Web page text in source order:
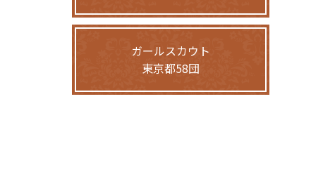
ガールスカウト
東京都58団